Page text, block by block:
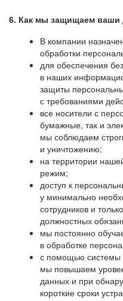
6. Как мы защищаем ваши
В компании
обработки
для обеспечения
в наших
защиты
с требованиями
все носители с
бумажные, так и
мы соблюдаем
и уничтожению;
на территории
режим;
доступ к
у минимально
сотрудников и
должностных
мы постоянно
в обработке
с помощью системы
мы повышаем
данных и при
короткие сроки